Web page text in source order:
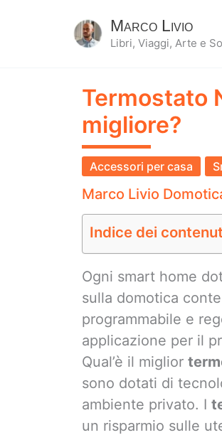
Marco Livio
Libri, Viaggi, Arte e
Termostato
migliore?
Accessori per casa
Marco Livio
Indice dei
Ogni smart home
sulla domotica
programmabile e
applicazione per il
Qual’è il miglior
sono dotati di
ambiente privato. I
un risparmio sulle